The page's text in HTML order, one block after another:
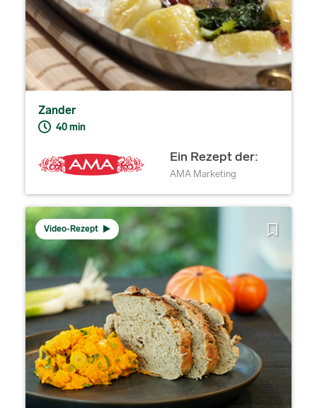
Zander
40 min
Ein Rezept der:
AMA Marketing
Video-Rezept